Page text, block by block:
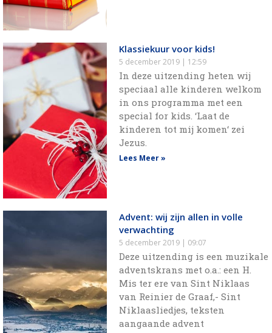
Klassiekuur voor kids!
5 december 2019 12:59
In deze uitzending heten wij
speciaal alle kinderen welkom
in ons programma met een
special for kids. ‘Laat de
kinderen tot mij komen‘ zei
Jezus.
Lees Meer »
Advent: wij zijn allen in volle
verwachting
5 december 2019 09:07
Deze uitzending is een muzikale
adventskrans met o.a.: een H.
Mis ter ere van Sint Niklaas
van Reinier de Graaf,- Sint
Niklaasliedjes, teksten
aangaande advent